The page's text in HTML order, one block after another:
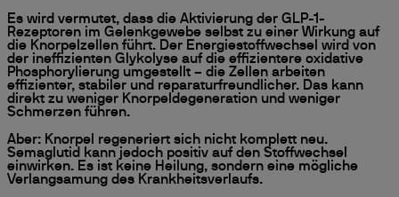
Es wird vermutet, dass die Aktivierung der GLP-1-
Rezeptoren im Gelenkgewebe selbst zu einer Wirkung auf
die Knorpelzellen führt. Der Energiestoffwechsel wird von
der ineffizienten Glykolyse auf die effizientere oxidative
Phosphorylierung umgestellt – die Zellen arbeiten
effizienter, stabiler und reparaturfreundlicher. Das kann
direkt zu weniger Knorpeldegeneration und weniger
Schmerzen führen.
Aber: Knorpel regeneriert sich nicht komplett neu.
Semaglutid kann jedoch positiv auf den Stoffwechsel
einwirken. Es ist keine Heilung, sondern eine mögliche
Verlangsamung des Krankheitsverlaufs.